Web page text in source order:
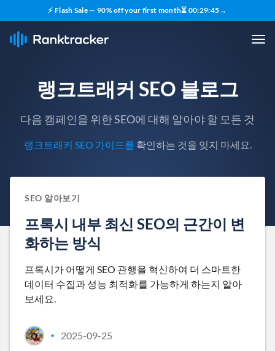
⚡ Flash Sale — 90% off your first month⏳ 00:29:44→
랭크트래커 SEO 블로그
다음 캠페인을 위한 SEO에 대해 알아야 할 모든 것
랭크트래커 SEO 가이드를 확인하는 것을 잊지 마세요.
SEO 알아보기
프록시 내부 최신 SEO의 근간이 변
화하는 방식
프록시가 어떻게 SEO 관행을 혁신하여 더 스마트한
데이터 수집과 성능 최적화를 가능하게 하는지 알아
보세요.
• 2025-09-25